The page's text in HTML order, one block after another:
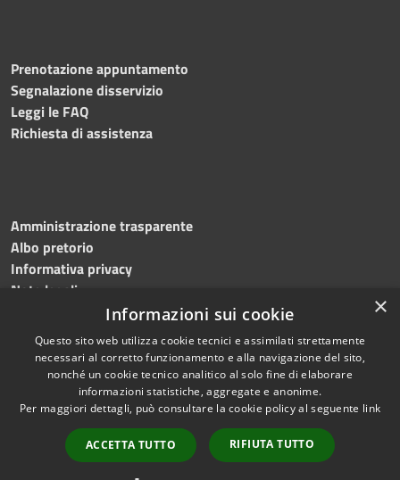
Prenotazione appuntamento
Segnalazione disservizio
Leggi le FAQ
Richiesta di assistenza
Amministrazione trasparente
Albo pretorio
Informativa privacy
Note legali
Dichiarazione di accessibilità
Accessibilità
Copyright © 2026 • Comune di
Mottola • Powered by
Municipium•
Accesso
redazione
×
Informazioni sui cookie
Questo sito web utilizza cookie tecnici e assimilati strettamente
necessari al corretto funzionamento e alla navigazione del sito,
nonché un cookie tecnico analitico al solo fine di elaborare
informazioni statistiche, aggregate e anonime.
Per maggiori dettagli, può consultare la cookie policy al seguente link
ACCETTA TUTTO RIFIUTA TUTTO